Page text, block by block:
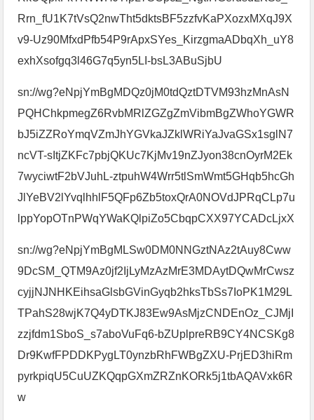
Rrn_fU1K7tVsQ2nwTht5dktsBF5zzfvKaPXozxMXqJ9X
v9-Uz90MfxdPfb54P9rApxSYes_KirzgmaADbqXh_uY8
exhXsofgq3l46G7q5yn5LI-bsL3ABuSjbU
sn://wg?eNpjYmBgMDQz0jM0tdQztDTVM93hzMnAsN
PQHChkpmegZ6RvbMRlZGZgZmVibmBgZWhoYGWR
bJ5iZZRoYmqVZmJhYGVkaJZklWRiYaJvaGSx1sglN7
ncVT-sItjZKFc7pbjQKUc7KjMv19nZJyon38cnOyrM2Ek
7wyciwtF2bVJuhL-ztpuhW4Wrr5tlSmWmt5GHqb5hcGh
JlYeBV2lYvqlhhlF5QFp6Zb5toxQrA0NOVdJPRqCLp7u
lppYopOTnPWqYWaKQlpiZo5CbqpCXX97YCADcLjxX
sn://wg?eNpjYmBgMLSw0DM0NNGztNAz2tAuy8Cww
9DcSM_QTM9Az0jf2IjLyMzAzMrE3MDAytDQwMrCwsz
cyjjNJNHKEihsaGlsbGVinGyqb2hksTbSs7IoPK1M29L
TPahS28wjK7Q4yDTKJ83Ew9AsMjzCNDEnOz_CJMjI
zzjfdm1SboS_s7aboVuFq6-bZUplpreRB9CY4NCSKg8
Dr9KwfFPDDKPygLT0ynzbRhFWBgZXU-PrjED3hiRm
pyrkpiqU5CuUZKQqpGXmZRZnKORk5j1tbAQAVxk6R
w